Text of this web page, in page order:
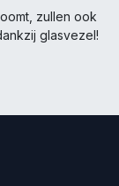
zullen ook
glasvezel!